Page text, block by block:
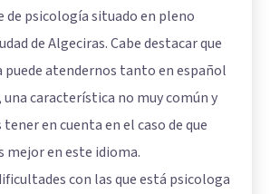
psicología situado en pleno
de Algeciras. Cabe destacar que
atendernos tanto en español
característica no muy común y
en cuenta en el caso de que
mejor en este idioma.
con las que está psicologa